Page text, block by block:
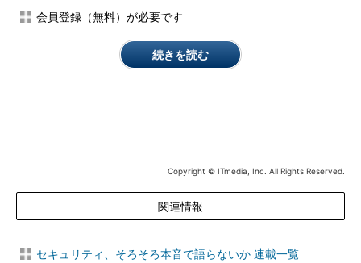
きが必要なのかもしれません。
身近な例としては、「メールが消えた」「スケジュールが消え
た」と騒いでも、相手にされないことが考えられます。ある事業
のサーバから外の業者のサーバに移すようになったいまこそ、ロ
グに関してさらにレベルを上げた議論が必要なのではないでしょ
今回ホラー話をしてみたのは、現実に起こっていること、これ
会員登録（無料）が必要です
続きを読む
Copyright © ITmedia, Inc. All Rights Reserved.
関連情報
セキュリティ、そろそろ本音で語らないか 連載一覧